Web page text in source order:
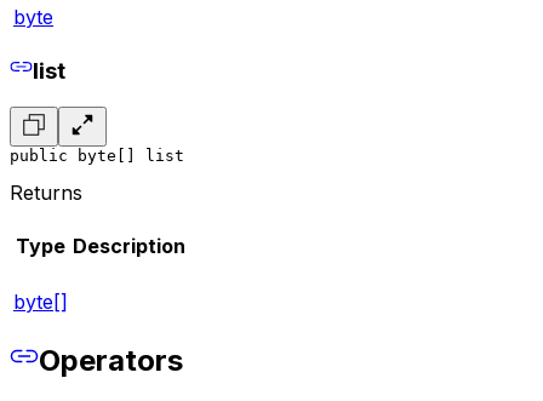
byte
list
public byte[] list
Returns
Type Description
byte[]
Operators